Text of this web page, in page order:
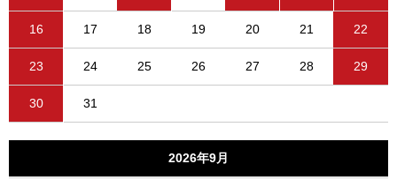
16 17 18 19 20 21 22
23 24 25 26 27 28 29
30 31
2026年9月